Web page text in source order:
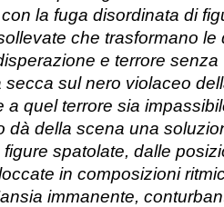
la fuga disordinata di
che trasformano le
e terrore
secca sul nero violaceo
quel terrore sia
dà della scena una
spatolate, dalle
in composizioni
immanente,